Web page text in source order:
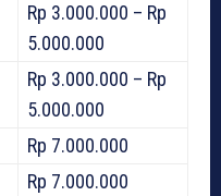
Rp 3.000.000 – Rp
5.000.000
Rp 3.000.000 – Rp
5.000.000
Rp 7.000.000
Rp 7.000.000